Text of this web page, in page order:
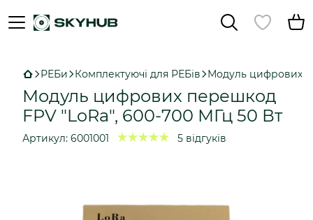
РЕБи Комплектуючі для РЕБів Модуль цифрових
Модуль цифрових перешкод
FPV "LoRa", 600-700 МГц 50 Вт
Артикул: 6001001 5 відгуків